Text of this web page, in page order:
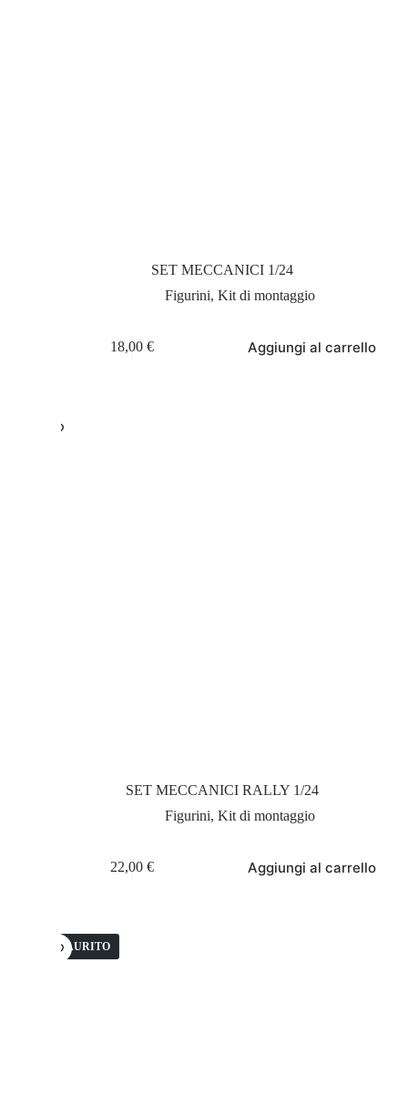
SET MECCANICI 1/24
Figurini,Kit di montaggio
18,00€ Aggiungi al carrello
SET MECCANICI RALLY 1/24
Figurini,Kit di montaggio
22,00€ Aggiungi al carrello
ESAURITO